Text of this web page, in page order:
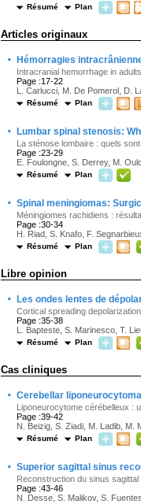
Résumé Plan
Articles originaux
· Hémorragies
Intracranial hemorrhage in
Page :17-22
L. Carlucci, M. De Pomerol, D.
Résumé Plan
· Lumbar spinal stenosis:
La sténose lombaire : quels
Page :23-29
E. Foulongne, S. Derrey, M.
Résumé Plan
· Spinal meningiomas:
Méningiomes rachidiens :
Page :30-34
H. Riad, S. Knafo, F.
Résumé Plan
Libre opinion
· Les ondes lentes de
Cortical spreading
Page :35-38
L. Bapteste, S. Marinesco, T.
Résumé Plan
Cas cliniques
· Cerebellar
Liponeurocytome cérébelleux :
Page :39-42
N. Beizig, S. Ziadi, M. Ladib, M.
Résumé Plan
· Superior sagittal sinus
Reconstruction du sinus
Page :43-46
N. Desse, S. Malikov, S.